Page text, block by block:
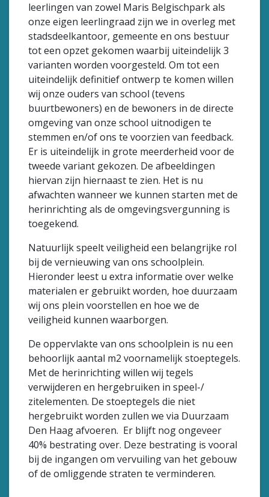
leerlingen van zowel Maris Belgischpark als
onze eigen leerlingraad zijn we in overleg met
stadsdeelkantoor, gemeente en ons bestuur
tot een opzet gekomen waarbij uiteindelijk 3
varianten worden voorgesteld. Om tot een
uiteindelijk definitief ontwerp te komen willen
wij onze ouders van school (tevens
buurtbewoners) en de bewoners in de directe
omgeving van onze school uitnodigen te
stemmen en/of ons te voorzien van feedback.
Er is uiteindelijk in grote meerderheid voor de
tweede variant gekozen. De afbeeldingen
hiervan zijn hiernaast te zien. Het is nu
afwachten wanneer we kunnen starten met de
herinrichting als de omgevingsvergunning is
toegekend.
Natuurlijk speelt veiligheid een belangrijke rol
bij de vernieuwing van ons schoolplein.
Hieronder leest u extra informatie over welke
materialen er gebruikt worden, hoe duurzaam
wij ons plein voorstellen en hoe we de
veiligheid kunnen waarborgen.
De oppervlakte van ons schoolplein is nu een
behoorlijk aantal m2 voornamelijk stoeptegels.
Met de herinrichting willen wij tegels
verwijderen en hergebruiken in speel-/
zitelementen. De stoeptegels die niet
hergebruikt worden zullen we via Duurzaam
Den Haag afvoeren. Er blijft nog ongeveer
40% bestrating over. Deze bestrating is vooral
bij de ingangen om vervuiling van het gebouw
of de omliggende straten te verminderen.